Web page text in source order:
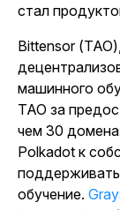
стал
Bittensor
машинного
TAO за
чем 30
Polkadot к
обучение.